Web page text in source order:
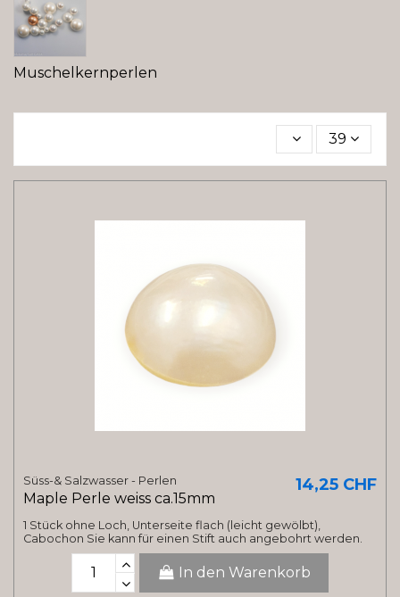
Muschelkernperlen
39
Süss-& Salzwasser - Perlen
Maple Perle weiss ca.15mm
14,25 CHF
1 Stück ohne Loch, Unterseite flach (leicht gewölbt),
Cabochon Sie kann für einen Stift auch angebohrt werden.
In den Warenkorb